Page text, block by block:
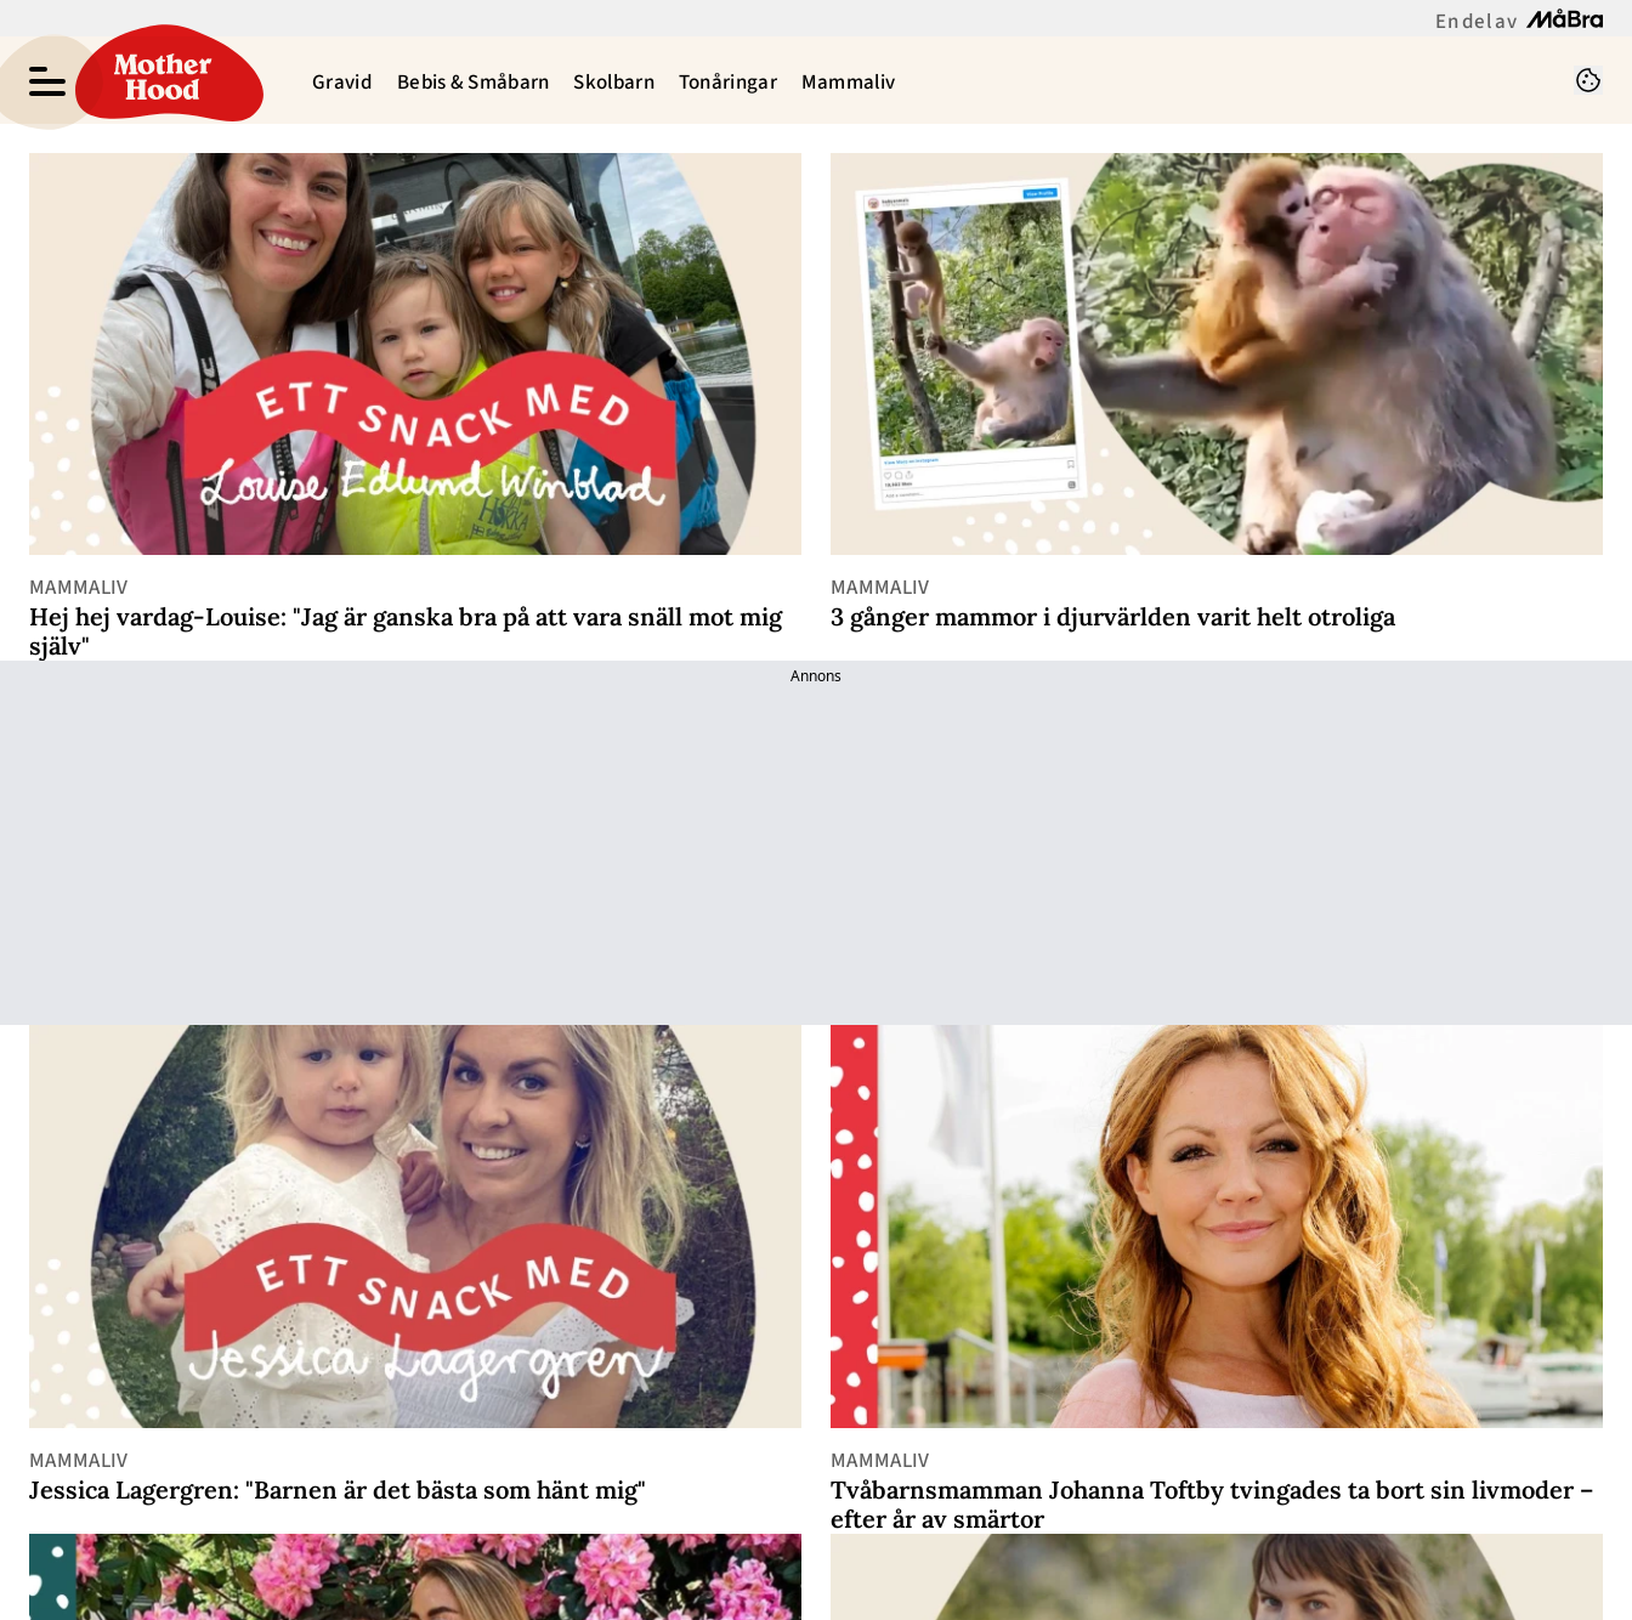
En del av
Gravid Bebis & Småbarn Skolbarn Tonåringar Mammaliv
MAMMALIV
Hej hej vardag-Louise: "Jag är ganska bra på att vara snäll mot mig
själv"
MAMMALIV
3 gånger mammor i djurvärlden varit helt otroliga
Annons
MAMMALIV
Jessica Lagergren: "Barnen är det bästa som hänt mig"
MAMMALIV
Tvåbarnsmamman Johanna Toftby tvingades ta bort sin livmoder –
efter år av smärtor